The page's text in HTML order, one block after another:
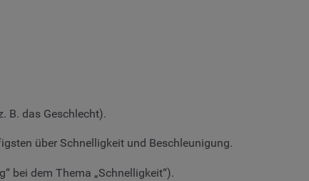
B. das Geschlecht).
über Schnelligkeit und Beschleunigung.
bei dem Thema „Schnelligkeit“).